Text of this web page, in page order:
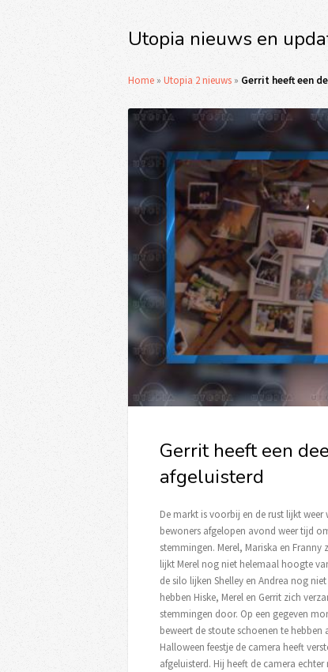
Utopia nieuws en
Home » Utopia 2 nieuws » Gerrit heeft een
Gerrit heeft een
afgeluisterd
De markt is voorbij en de rust lijkt
bewoners afgelopen avond weer tijd
stemmingen. Merel, Mariska en
lijkt Merel nog niet helemaal hoogte
de silo lijken Shelley en Andrea nog
hebben Hiske, Merel en Gerrit zich
stemmingen door. Op een gegeven
beweert de stoute schoenen te
Halloween feestje de camera heeft
afgeluisterd. Hij heeft de camera